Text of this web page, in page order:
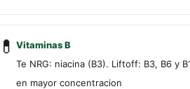
💊 Vitaminas B
Te NRG: niacina (B3). Liftoff: B3, B6 y
en mayor concentracion